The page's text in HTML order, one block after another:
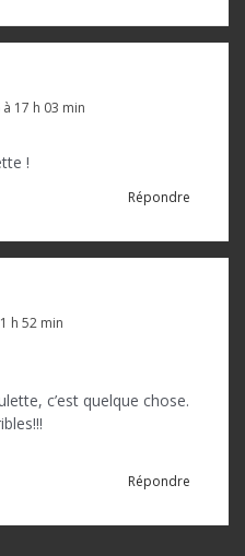
17 h 03 min
!
Répondre
h 52 min
c’est quelque chose.
Répondre